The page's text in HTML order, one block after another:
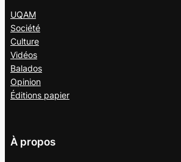
UQAM
Société
Culture
Vidéos
Balados
Opinion
Éditions papier
À propos